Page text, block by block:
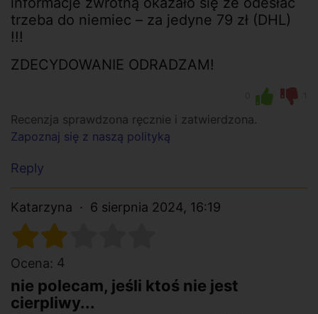
trzeba do niemiec – za jedyne 79 zł (DHL)
!!!
ZDECYDOWANIE ODRADZAM!
Recenzja sprawdzona ręcznie i zatwierdzona.
Zapoznaj się z naszą polityką
Reply
Katarzyna 6 sierpnia 2024, 16:19
Ocena: 4
nie polecam, jeśli ktoś nie jest
cierpliwy...